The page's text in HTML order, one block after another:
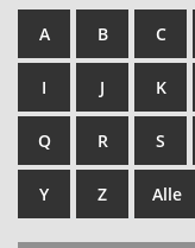
A B C
I J K
Q R S
Y Z Alle